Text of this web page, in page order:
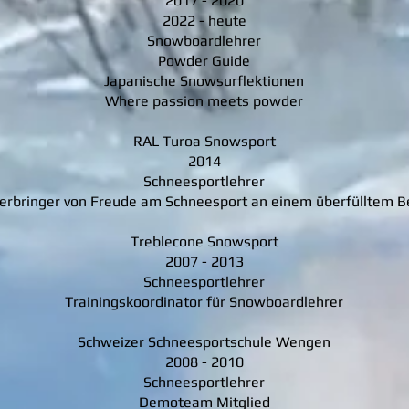
2022 - heute
Snowboardlehrer
Powder Guide
Japanische Snowsurflektionen
Where passion meets powder
RAL Turoa Snowsport
2014
Schneesportlehrer
von Freude am Schneesport an einem überfülltem
Treblecone Snowsport
2007 - 2013
Schneesportlehrer
Trainingskoordinator für Snowboardlehrer
Schweizer Schneesportschule Wengen
2008 - 2010
Schneesportlehrer
Demoteam Mitglied